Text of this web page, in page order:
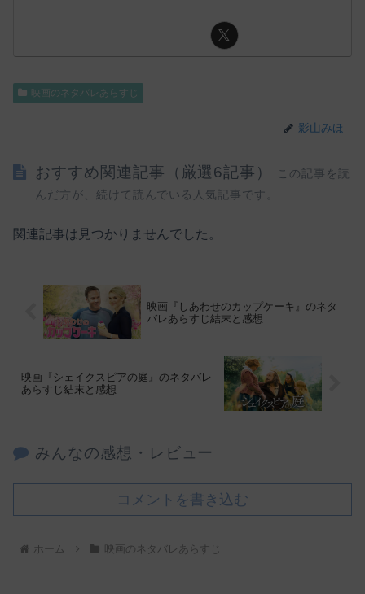
映画のネタバレあらすじ
影山みほ
おすすめ関連記事（厳選6記事）
この記事を読
んだ方が、続けて読んでいる人気記事です。
関連記事は見つかりませんでした。
映画『しあわせのカップケーキ』のネタ
バレあらすじ結末と感想
映画『シェイクスピアの庭』のネタバレ
あらすじ結末と感想
みんなの感想・レビュー
コメントを書き込む
ホーム 映画のネタバレあらすじ